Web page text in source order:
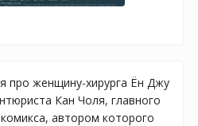
про женщину-хирурга Ён Джу
Кан Чоля, главного
автором которого